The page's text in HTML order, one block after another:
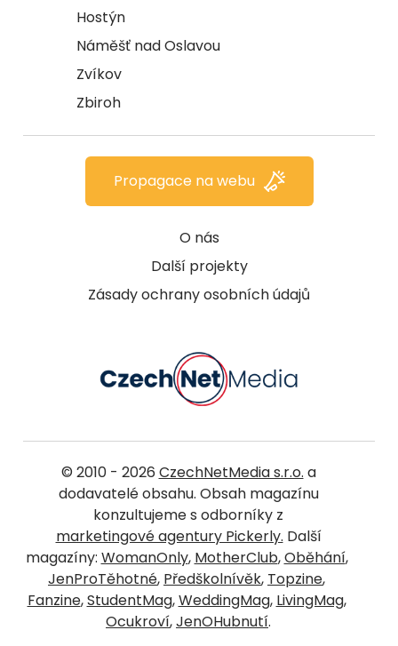
Hostýn
Náměšť nad Oslavou
Zvíkov
Zbiroh
O nás
Další projekty
Zásady ochrany osobních údajů
Propagace na webu
© 2010 - 2026 CzechNetMedia s.r.o. a
dodavatelé obsahu. Obsah magazínu
konzultujeme s odborníky z
marketingové agentury Pickerly. Další
magazíny: WomanOnly, MotherClub,Oběhání,
JenProTěhotné, Předškolnívěk, Topzine,
Fanzine,StudentMag,WeddingMag, LivingMag,
Ocukroví,JenOHubnutí.